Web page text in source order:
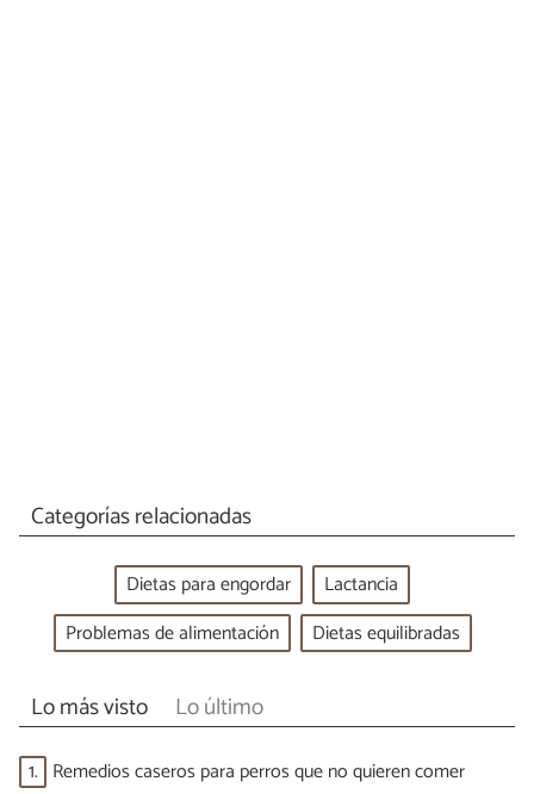
Categorías relacionadas
Dietas para engordar
Lactancia
Problemas de alimentación
Dietas equilibradas
Lo más visto Lo último
1. Remedios caseros para perros que no quieren comer